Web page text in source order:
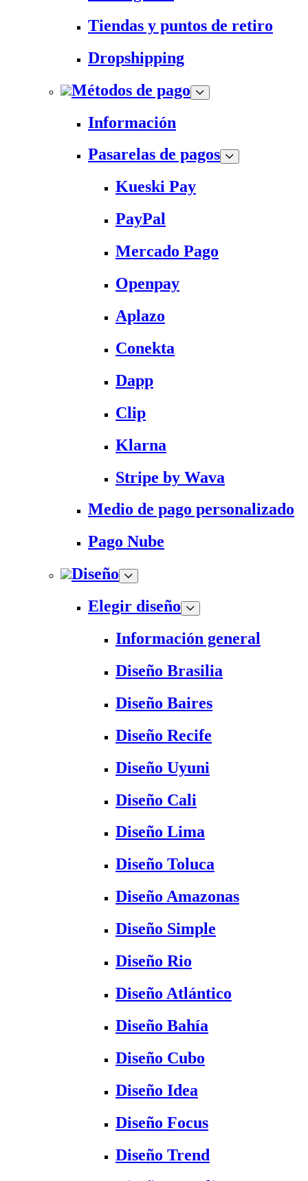
Tiendas y puntos de retiro
Dropshipping
Métodos de pago
Información
Pasarelas de pagos
Kueski Pay
PayPal
Mercado Pago
Openpay
Aplazo
Conekta
Dapp
Clip
Klarna
Stripe by Wava
Medio de pago personalizado
Pago Nube
Diseño
Elegir diseño
Información general
Diseño Brasilia
Diseño Baires
Diseño Recife
Diseño Uyuni
Diseño Cali
Diseño Lima
Diseño Toluca
Diseño Amazonas
Diseño Simple
Diseño Rio
Diseño Atlántico
Diseño Bahía
Diseño Cubo
Diseño Idea
Diseño Focus
Diseño Trend